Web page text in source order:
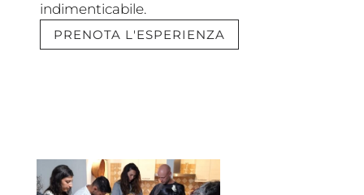
indimenticabile.
PRENOTA L'ESPERIENZA